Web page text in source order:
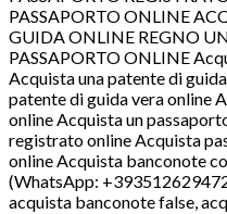
PASSAPORTO ONLINE
GUIDA ONLINE REGNO
PASSAPORTO ONLINE
Acquista una patente di
patente di guida vera online
online Acquista un
registrato online Acquista
online Acquista banconote
(WhatsApp:
acquista banconote false,